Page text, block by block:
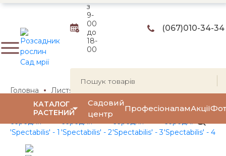
з
9-
00
до
18-
00
(067)010-34-34
КАТАЛОГ
РАСТЕНИЙ
Садовий
центр
ПрофесіоналамАкції
Головна Листяні чагарники